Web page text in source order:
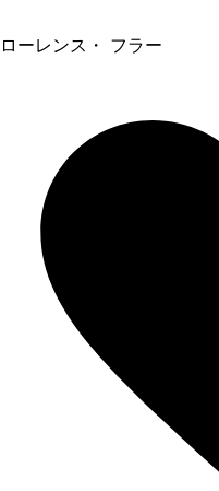
ローレンス・ フラー